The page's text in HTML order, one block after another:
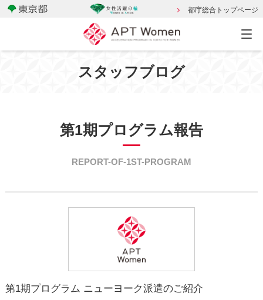
都庁総合トップページ
スタッフブログ
第1期プログラム報告
REPORT-OF-1ST-PROGRAM
第1期プログラム ニューヨーク派遣のご紹介